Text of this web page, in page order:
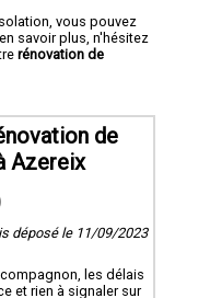
vous pouvez
savoir plus, n'hésitez
rénovation de
de
Azereix
déposé le 11/09/2023
les délais
et rien à signaler sur